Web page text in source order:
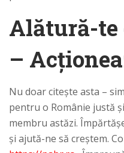
Alătură-
–
Nu doar citește asta –
pentru o Românie justă
membru astăzi.
și ajută-ne să creștem.